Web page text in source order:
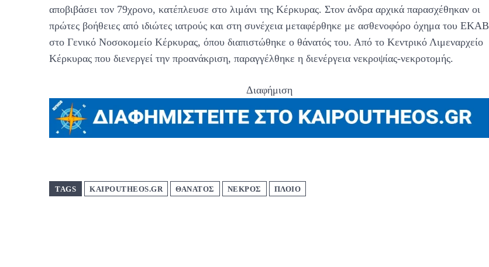
αποβιβάσει τον 79χρονο, κατέπλευσε στο λιμάνι της Κέρκυρας. Στον άνδρα αρχικά παρασχέθηκαν οι
πρώτες βοήθειες από ιδιώτες ιατρούς και στη συνέχεια μεταφέρθηκε με ασθενοφόρο όχημα του ΕΚΑΒ
στο Γενικό Νοσοκομείο Κέρκυρας, όπου διαπιστώθηκε ο θάνατός του. Από το Κεντρικό Λιμεναρχείο
Κέρκυρας που διενεργεί την προανάκριση, παραγγέλθηκε η διενέργεια νεκροψίας-νεκροτομής.
Διαφήμιση
TAGS KAIPOUTHEOS.GR ΘΆΝΑΤΟΣ ΝΕΚΡΟΣ ΠΛΟΙΟ